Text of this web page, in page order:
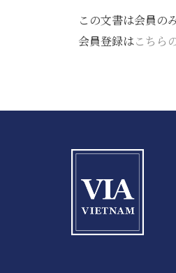
この文書は会員の
会員登録はこちら